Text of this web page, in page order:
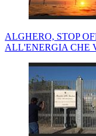
ALGHERO, STOP
ALL'ENERGIA CHE